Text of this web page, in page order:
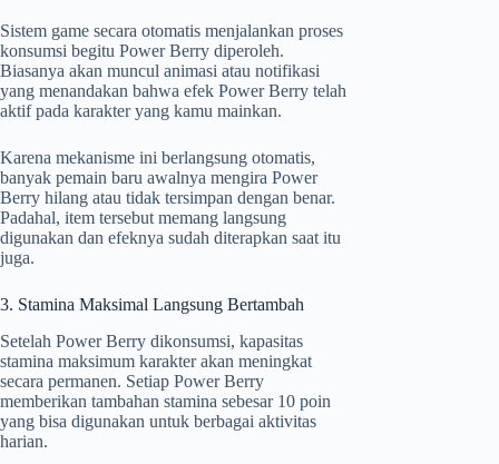
Sistem game secara otomatis menjalankan proses
konsumsi begitu Power Berry diperoleh.
Biasanya akan muncul animasi atau notifikasi
yang menandakan bahwa efek Power Berry telah
aktif pada karakter yang kamu mainkan.
Karena mekanisme ini berlangsung otomatis,
banyak pemain baru awalnya mengira Power
Berry hilang atau tidak tersimpan dengan benar.
Padahal, item tersebut memang langsung
digunakan dan efeknya sudah diterapkan saat itu
juga.
3. Stamina Maksimal Langsung Bertambah
Setelah Power Berry dikonsumsi, kapasitas
stamina maksimum karakter akan meningkat
secara permanen. Setiap Power Berry
memberikan tambahan stamina sebesar 10 poin
yang bisa digunakan untuk berbagai aktivitas
harian.